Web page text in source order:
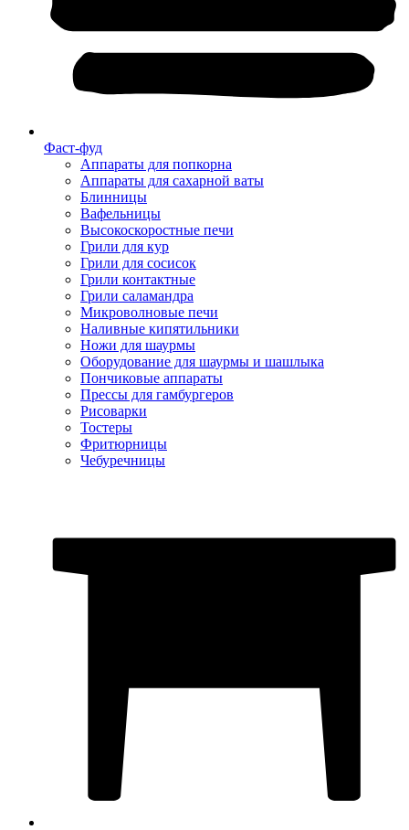
Фаст-фуд
Аппараты для попкорна
Аппараты для сахарной ваты
Блинницы
Вафельницы
Высокоскоростные печи
Грили для кур
Грили для сосисок
Грили контактные
Грили саламандра
Микроволновые печи
Наливные кипятильники
Ножи для шаурмы
Оборудование для шаурмы и шашлыка
Пончиковые аппараты
Прессы для гамбургеров
Рисоварки
Тостеры
Фритюрницы
Чебуречницы